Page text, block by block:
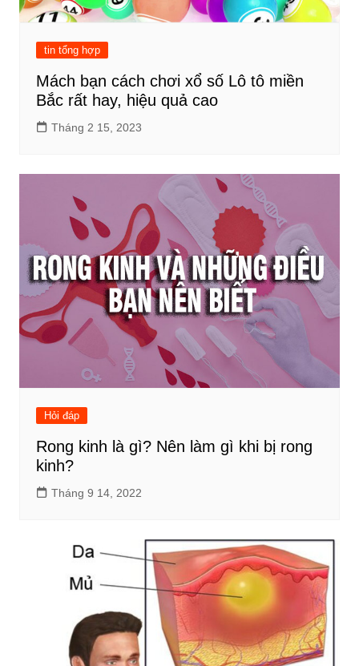
tin tổng hợp
Mách bạn cách chơi xổ số Lô tô miền
Bắc rất hay, hiệu quả cao
Tháng 2 15, 2023
Hỏi đáp
Rong kinh là gì? Nên làm gì khi bị rong
kinh?
Tháng 9 14, 2022